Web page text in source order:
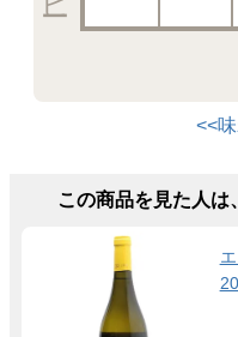
<<
この商品を見た人